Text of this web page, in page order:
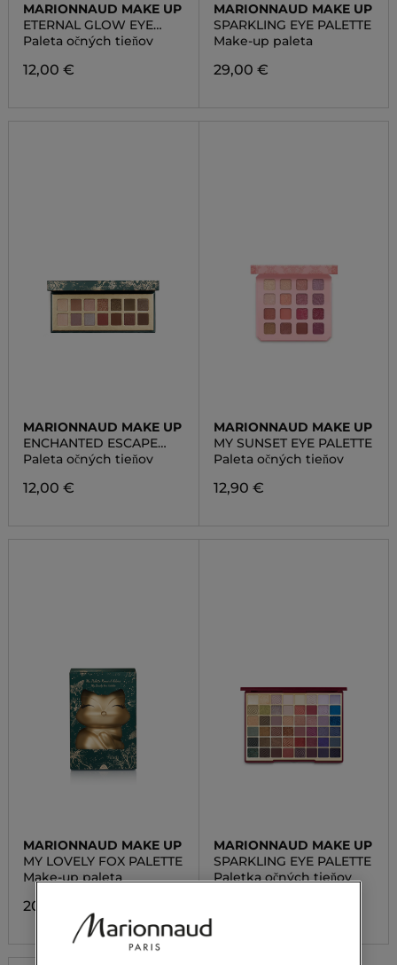
MARIONNAUD MAKE UP
ETERNAL GLOW EYE
PALETTE
Paleta očných tieňov
12,00 €
MARIONNAUD MAKE UP
SPARKLING EYE PALETTE
Make-up paleta
29,00 €
MARIONNAUD MAKE UP
ENCHANTED ESCAPE
EYE PALETTE
Paleta očných tieňov
12,00 €
MARIONNAUD MAKE UP
MY SUNSET EYE PALETTE
Paleta očných tieňov
12,90 €
MARIONNAUD MAKE UP
MY LOVELY FOX PALETTE
Make-up paleta
20,00 €
MARIONNAUD MAKE UP
SPARKLING EYE PALETTE
Paletka očných tieňov